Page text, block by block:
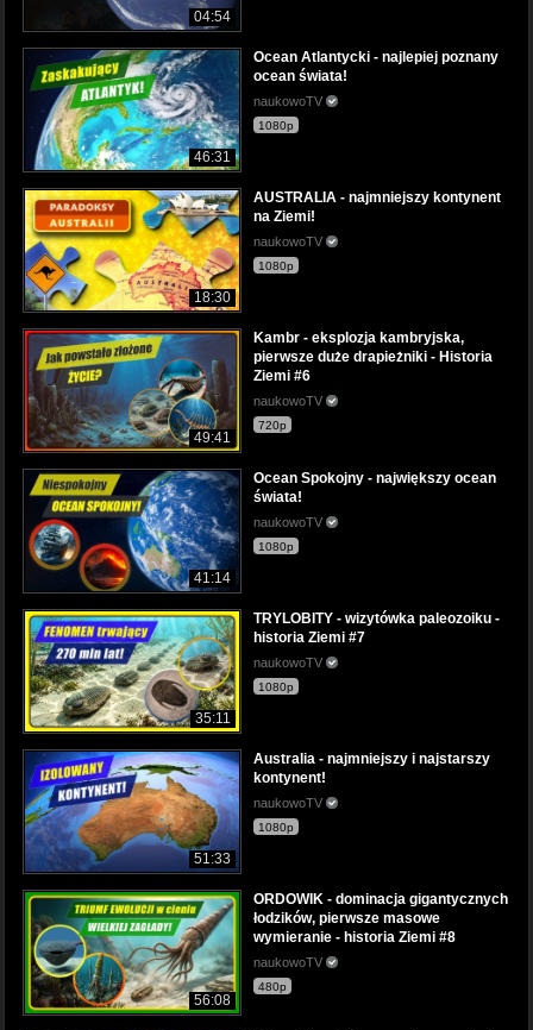
04:54
46:31
Ocean Atlantycki - najlepiej poznany
ocean świata!
naukowoTV
1080p
18:30
AUSTRALIA - najmniejszy kontynent
na Ziemi!
naukowoTV
1080p
49:41
Kambr - eksplozja kambryjska,
pierwsze duże drapieżniki - Historia
Ziemi #6
naukowoTV
720p
41:14
Ocean Spokojny - największy ocean
świata!
naukowoTV
1080p
35:11
TRYLOBITY - wizytówka paleozoiku -
historia Ziemi #7
naukowoTV
1080p
51:33
Australia - najmniejszy i najstarszy
kontynent!
naukowoTV
1080p
56:08
ORDOWIK - dominacja gigantycznych
łodzików, pierwsze masowe
wymieranie - historia Ziemi #8
naukowoTV
480p